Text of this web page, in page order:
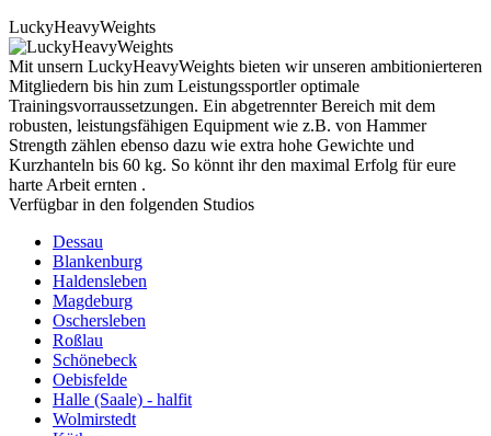
LuckyHeavyWeights
Mit unsern LuckyHeavyWeights bieten wir unseren ambitionierteren
Mitgliedern bis hin zum Leistungssportler optimale
Trainingsvorraussetzungen. Ein abgetrennter Bereich mit dem
robusten, leistungsfähigen Equipment wie z.B. von Hammer
Strength zählen ebenso dazu wie extra hohe Gewichte und
Kurzhanteln bis 60 kg. So könnt ihr den maximal Erfolg für eure
harte Arbeit ernten .
Verfügbar in den folgenden Studios
Dessau
Blankenburg
Haldensleben
Magdeburg
Oschersleben
Roßlau
Schönebeck
Oebisfelde
Halle (Saale) - halfit
Wolmirstedt